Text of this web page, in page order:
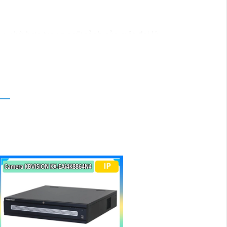
nhận ưu đãi đặc biệt và được tư vấn về
hàng của bạn. Nếu có bất kỳ yêu cầu